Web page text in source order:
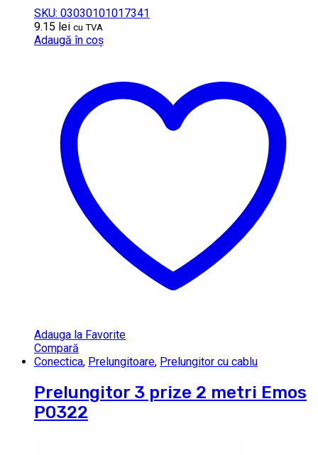
SKU: 03030101017341
9.15 lei cu TVA
Adaugă în coș
Adauga la Favorite
Compară
Conectica, Prelungitoare, Prelungitor cu cablu
Prelungitor 3 prize 2 metri Emos
P0322